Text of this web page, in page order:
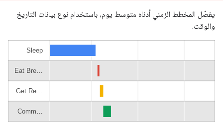
يفصّل المخطط الزمني أدناه متوسط يوم، باستخدام نوع بيانات التاريخ
والوقت.